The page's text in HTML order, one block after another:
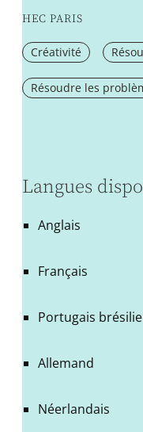
HEC PARIS
Créativité
Résoudre les
Langues
Anglais
Français
Portugais
Allemand
Néerlandais